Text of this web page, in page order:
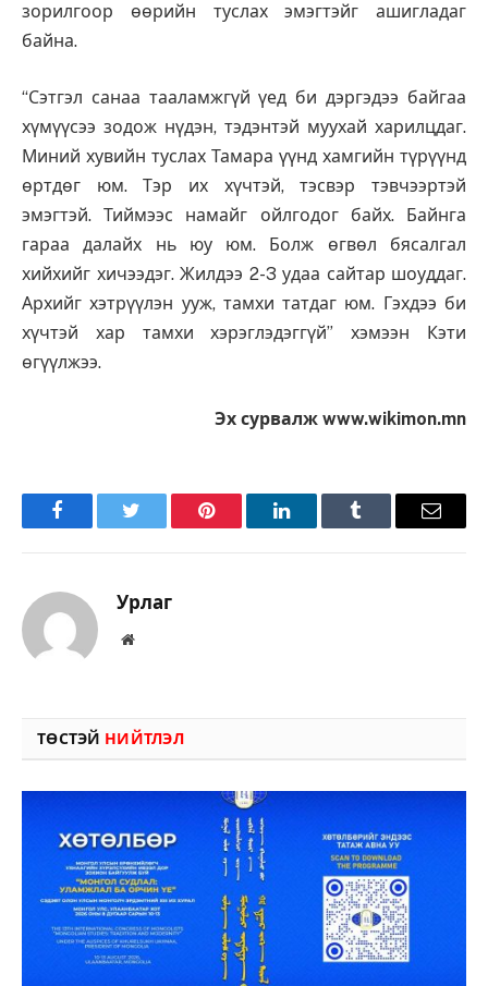
зорилгоор өөрийн туслах эмэгтэйг ашигладаг
байна.
“Сэтгэл санаа тааламжгүй үед би дэргэдээ байгаа
хүмүүсээ зодож нүдэн, тэдэнтэй муухай харилцдаг.
Миний хувийн туслах Тамара үүнд хамгийн түрүүнд
өртдөг юм. Тэр их хүчтэй, тэсвэр тэвчээртэй
эмэгтэй. Тиймээс намайг ойлгодог байх. Байнга
гараа далайх нь юу юм. Болж өгвөл бясалгал
хийхийг хичээдэг. Жилдээ 2-3 удаа сайтар шоуддаг.
Архийг хэтрүүлэн ууж, тамхи татдаг юм. Гэхдээ би
хүчтэй хар тамхи хэрэглэдэггүй” хэмээн Кэти
өгүүлжээ.
Эх сурвалж www.wikimon.mn
FacebookTwitter Pinterest LinkedInTumblr Имэйл
Урлаг
Вэбсайт
ТӨСТЭЙ НИЙТЛЭЛ